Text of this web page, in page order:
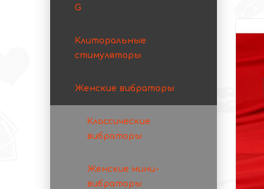
G
Клиторальные
стимуляторы
Женские вибраторы
Классические
вибраторы
Женские мини-
вибраторы